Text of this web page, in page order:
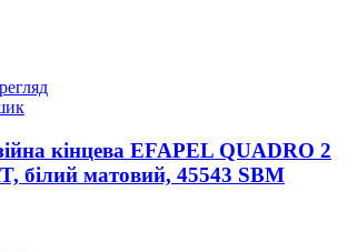
кінцева EFAPEL QUADRO 2
білий матовий, 45543 SBM